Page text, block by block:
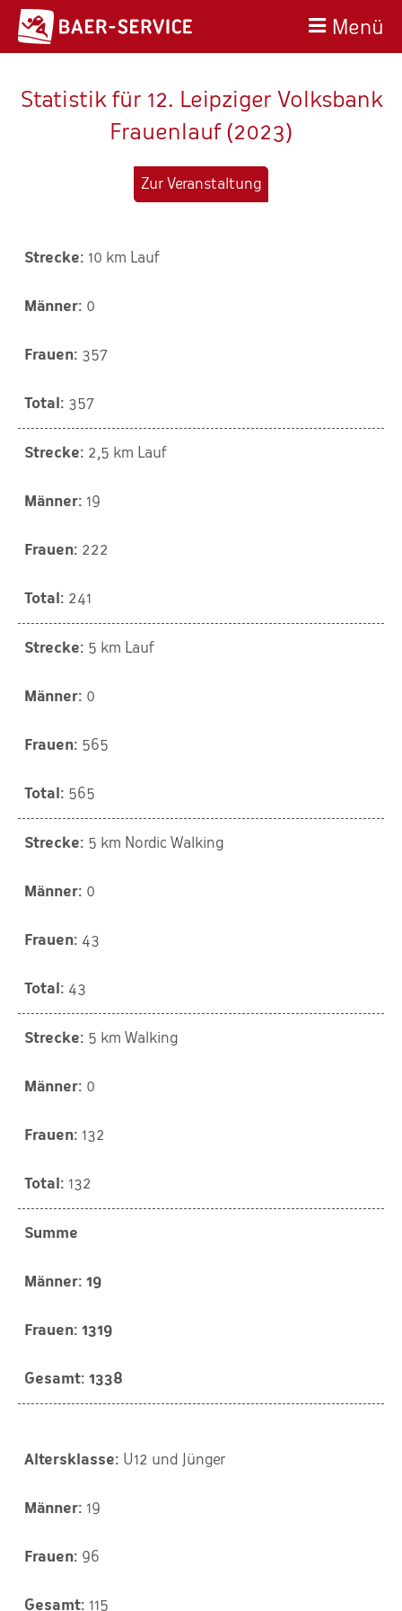
Menü
Statistik für 12. Leipziger Volksbank
Frauenlauf (2023)
Zur Veranstaltung
10 km Lauf
0
357
357
2,5 km Lauf
19
222
241
5 km Lauf
0
565
565
5 km Nordic Walking
0
43
43
5 km Walking
0
132
132
Summe
19
1319
1338
U12 und Jünger
19
96
115